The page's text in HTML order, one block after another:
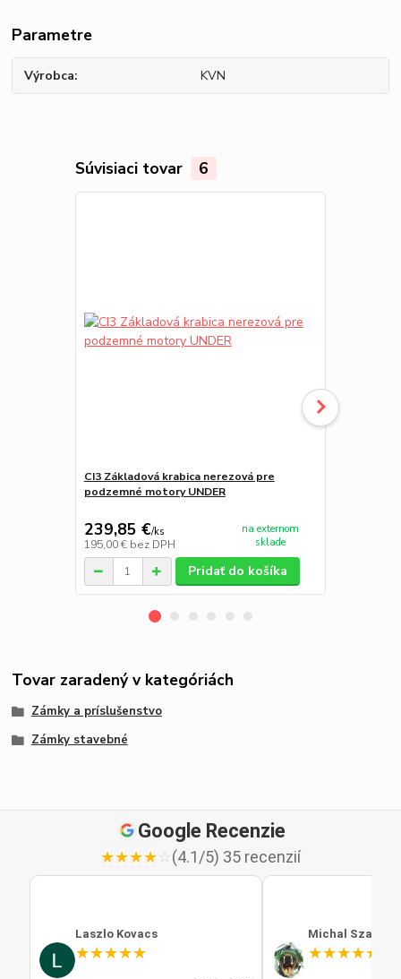
Parametre
Výrobca KVN
Súvisiaci tovar 6
CI3 Základová krabica nerezová pre
podzemné motory UNDER
239,85 €/ks
195,00 € bez DPH
na externom
sklade
Pridať do košíka
Tovar zaradený v kategóriách
Zámky a príslušenstvo
Zámky stavebné
Google Recenzie
★★★★☆(4.1/5) 35 recenzií
Laszlo Kovacs
★★★★★
Michal Szabo
★★★★★